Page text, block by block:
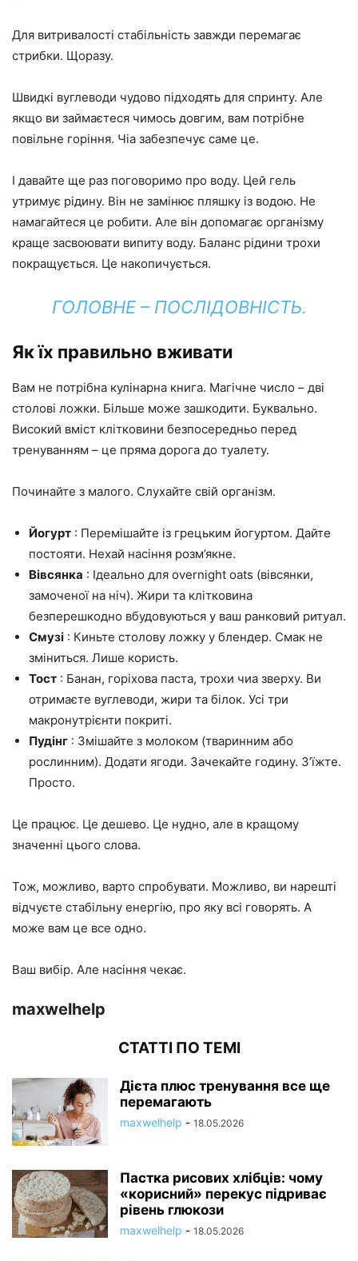
Для витривалості стабільність завжди перемагає
стрибки. Щоразу.
Швидкі вуглеводи чудово підходять для спринту. Але
якщо ви займаєтеся чимось довгим, вам потрібне
повільне горіння. Чіа забезпечує саме це.
І давайте ще раз поговоримо про воду. Цей гель
утримує рідину. Він не замінює пляшку із водою. Не
намагайтеся це робити. Але він допомагає організму
краще засвоювати випиту воду. Баланс рідини трохи
покращується. Це накопичується.
ГОЛОВНЕ – ПОСЛІДОВНІСТЬ.
Як їх правильно вживати
Вам не потрібна кулінарна книга. Магічне число – дві
столові ложки. Більше може зашкодити. Буквально.
Високий вміст клітковини безпосередньо перед
тренуванням – це пряма дорога до туалету.
Починайте з малого. Слухайте свій організм.
Йогурт : Перемішайте із грецьким йогуртом. Дайте
постояти. Нехай насіння розм’якне.
Вівсянка : Ідеально для overnight oats (вівсянки,
замоченої на ніч). Жири та клітковина
безперешкодно вбудовуються у ваш ранковий ритуал.
Смузі : Киньте столову ложку у блендер. Смак не
зміниться. Лише користь.
Тост : Банан, горіхова паста, трохи чиа зверху. Ви
отримаєте вуглеводи, жири та білок. Усі три
макронутрієнти покриті.
Пудінг : Змішайте з молоком (тваринним або
рослинним). Додати ягоди. Зачекайте годину. З’їжте.
Просто.
Це працює. Це дешево. Це нудно, але в кращому
значенні цього слова.
Тож, можливо, варто спробувати. Можливо, ви нарешті
відчуєте стабільну енергію, про яку всі говорять. А
може вам це все одно.
Ваш вибір. Але насіння чекає.
maxwelhelp
СТАТТІ ПО ТЕМІ
Дієта плюс тренування все ще
перемагають
maxwelhelp - 18.05.2026
Пастка рисових хлібців: чому
«корисний» перекус підриває
рівень глюкози
maxwelhelp - 18.05.2026